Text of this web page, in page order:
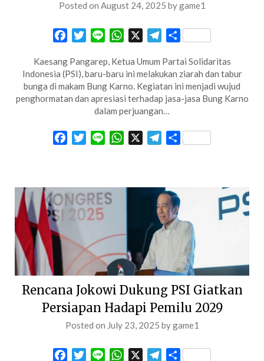
Posted on August 24, 2025 bygame1
FacebookTwitterLine WhatsApp Telegram
Share
Kaesang Pangarep, Ketua Umum Partai Solidaritas
Indonesia (PSI), baru-baru ini melakukan ziarah dan tabur
bunga di makam Bung Karno. Kegiatan ini menjadi wujud
penghormatan dan apresiasi terhadap jasa-jasa Bung Karno
dalam perjuangan…
FacebookTwitterLine WhatsApp Telegram
Share
Rencana Jokowi Dukung PSI Giatkan
Persiapan Hadapi Pemilu 2029
Posted on July 23, 2025 bygame1
FacebookTwitterLine WhatsApp Telegram
Share